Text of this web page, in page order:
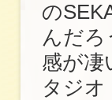
の
んだろ
感が
タジ